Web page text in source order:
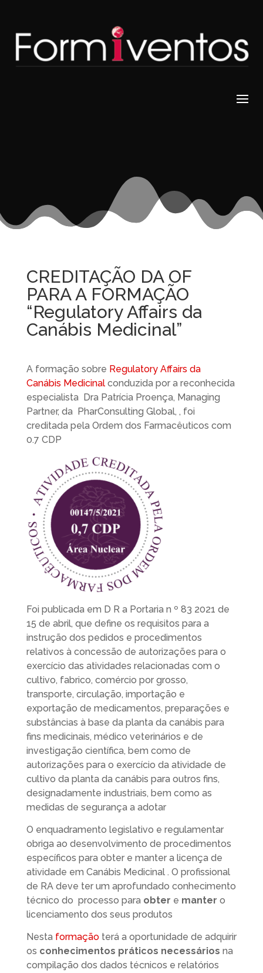
CREDITAÇÃO DA OF
PARA A FORMAÇÃO
“Regulatory Affairs da
Canábis Medicinal”
A formação sobre Regulatory Affairs da
Canábis Medicinalconduzida por a reconhecida
especialista Dra Patrícia Proença, Managing
Partner, da PharConsulting Global, , foi
creditada pela Ordem dos Farmacêuticos com
0.7 CDP
Foi publicada em D R a Portaria n º 83 2021 de
15 de abril, que define os requisitos para a
instrução dos pedidos e procedimentos
relativos à concessão de autorizações para o
exercício das atividades relacionadas com o
cultivo, fabrico, comércio por grosso,
transporte, circulação, importação e
exportação de medicamentos, preparações e
substâncias à base da planta da canábis para
fins medicinais, médico veterinários e de
investigação científica, bem como de
autorizações para o exercício da atividade de
cultivo da planta da canábis para outros fins,
designadamente industriais, bem como as
medidas de segurança a adotar
O enquadramento legislativo e regulamentar
obriga ao desenvolvimento de procedimentos
específicos para obter e manter a licença de
atividade em Canábis Medicinal . O profissional
de RA deve ter um aprofundado conhecimento
técnico do processo para obter e manter o
licenciamento dos seus produtos
Nesta formaçãoterá a oportunidade de adquirir
os conhecimentos práticos necessários na
compilação dos dados técnicos e relatórios